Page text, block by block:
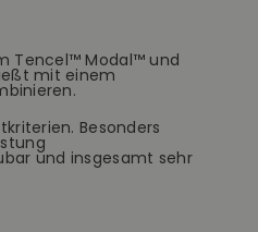
Tencel™ Modal™ und
mit einem
Besonders
und insgesamt sehr